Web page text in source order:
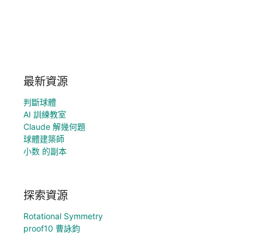
最新資源
判斷球體
AI 訓練教室
Claude 解幾何題
球體建築師
小数 的副本
探索資源
Rotational Symmetry
proof10 曹詠鈞